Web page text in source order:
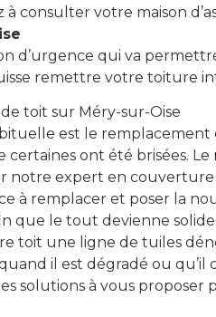
consulter votre maison
d’urgence qui va
remettre votre toiture
toit sur Méry-sur-Oise
est le remplacement
certaines ont été brisées.
notre expert en
à remplacer et poser la
que le tout devienne
toit une ligne de tuiles
il est dégradé ou qu’il
solutions à vous proposer
question ? Un
VOUS